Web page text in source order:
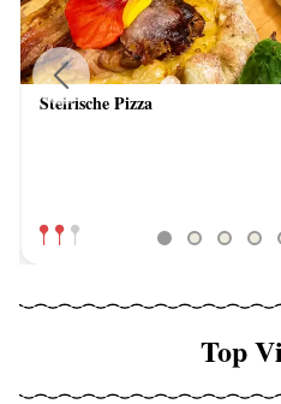
Steirische Pizza
Previous
Top